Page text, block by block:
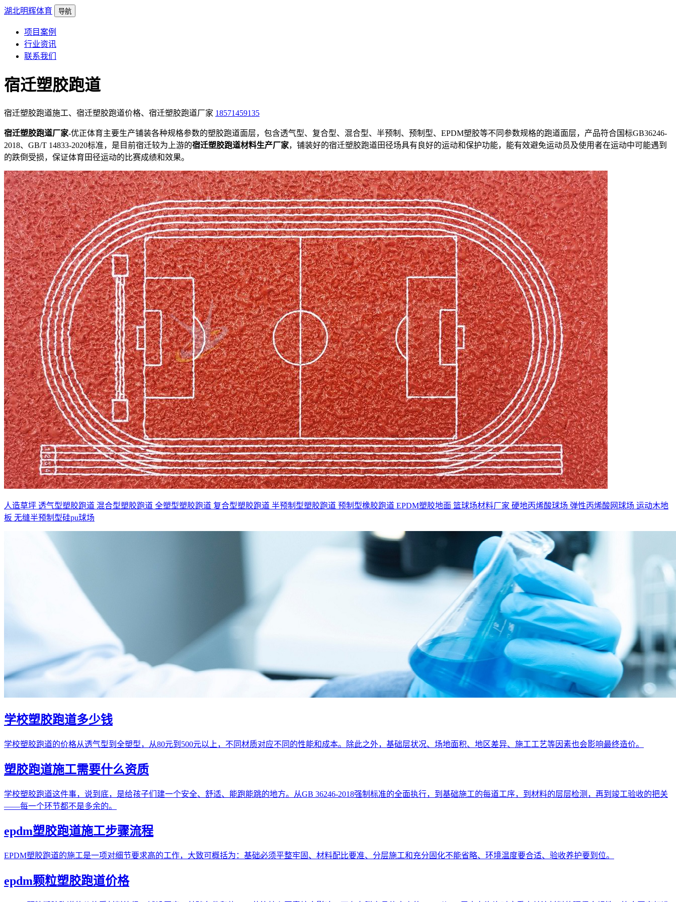
湖北明辉体育 导航
项目案例
行业资讯
联系我们
宿迁塑胶跑道
宿迁塑胶跑道施工、宿迁塑胶跑道价格、宿迁塑胶跑道厂家 18571459135
宿迁塑胶跑道厂家-优正体育主要生产铺装各种规格参数的塑胶跑道面层，包含透气型、复合型、混合型、半预制、预制型、EPDM塑胶等不同参数规格的跑道面层，产品符合国标GB36246-
2018、GB/T 14833-2020标准，是目前宿迁较为上游的宿迁塑胶跑道材料生产厂家，铺装好的宿迁塑胶跑道田径场具有良好的运动和保护功能，能有效避免运动员及使用者在运动中可能遇到
的跌倒受损，保证体育田径运动的比赛成绩和效果。
人造草坪 透气型塑胶跑道 混合型塑胶跑道 全塑型塑胶跑道 复合型塑胶跑道 半预制型塑胶跑道 预制型橡胶跑道 EPDM塑胶地面 篮球场材料厂家 硬地丙烯酸球场 弹性丙烯酸网球场 运动木地
板 无缝半预制型硅pu球场
学校塑胶跑道多少钱
学校塑胶跑道的价格从透气型到全塑型，从80元到500元以上，不同材质对应不同的性能和成本。除此之外，基础层状况、场地面积、地区差异、施工工艺等因素也会影响最终造价。
塑胶跑道施工需要什么资质
学校塑胶跑道这件事，说到底，是给孩子们建一个安全、舒适、能跑能跳的地方。从GB 36246-2018强制标准的全面执行，到基础施工的每道工序，到材料的层层检测，再到竣工验收的把关
——每一个环节都不是多余的。
epdm塑胶跑道施工步骤流程
EPDM塑胶跑道的施工是一项对细节要求高的工作，大致可概括为：基础必须平整牢固、材料配比要准、分层施工和充分固化不能省略、环境温度要合适、验收养护要到位。
epdm颗粒塑胶跑道价格